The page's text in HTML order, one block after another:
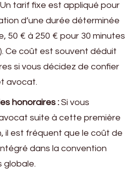
Un tarif fixe est appliqué pour
d’une durée déterminée
50 € à 250 € pour 30 minutes
Ce coût est souvent déduit
si vous décidez de confier
avocat.
honoraires : Si vous
suite à cette première
il est fréquent que le coût de
dans la convention
globale.